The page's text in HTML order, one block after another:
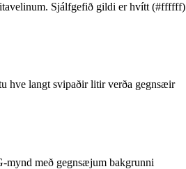
Sjálfgefið gildi er hvítt (#ffffff)
hve langt svipaðir litir verða gegnsæir
mynd með gegnsæjum bakgrunni